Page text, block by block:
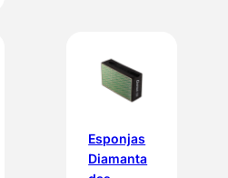
Esponjas
Diamanta